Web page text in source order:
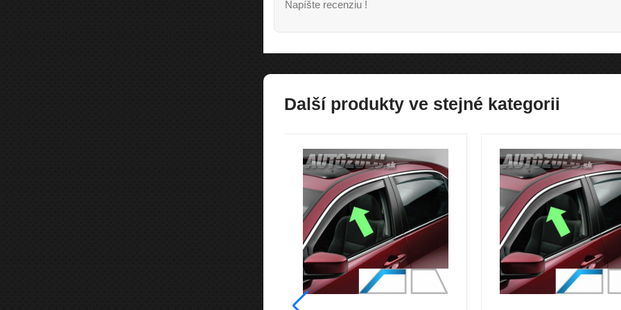
Napíšte recenziu !
Další produkty ve stejné kategorii